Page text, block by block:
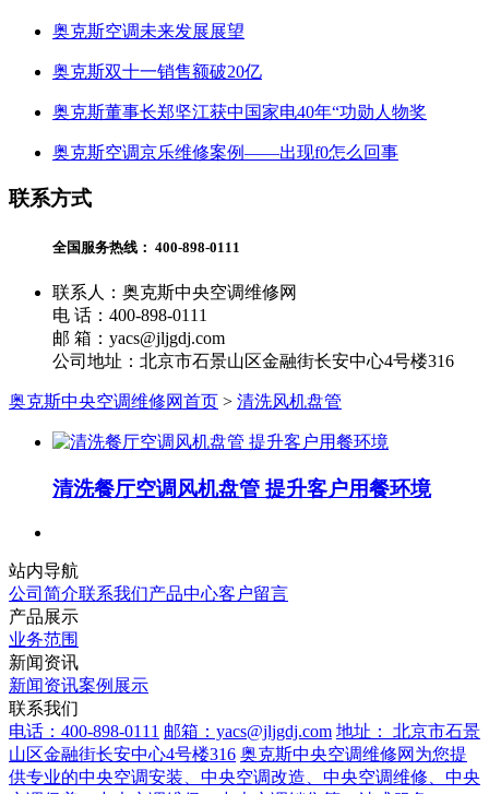
奥克斯空调未来发展展望
奥克斯双十一销售额破20亿
奥克斯董事长郑坚江获中国家电40年“功勋人物奖
奥克斯空调京乐维修案例——出现f0怎么回事
联系方式
全国服务热线： 400-898-0111
联系人：奥克斯中央空调维修网
电 话：400-898-0111
邮 箱：yacs@jljgdj.com
公司地址：北京市石景山区金融街长安中心4号楼316
奥克斯中央空调维修网首页 > 清洗风机盘管
清洗餐厅空调风机盘管 提升客户用餐环境
站内导航
公司简介联系我们产品中心客户留言
产品展示
业务范围
新闻资讯
新闻资讯案例展示
联系我们
电话：400-898-0111 邮箱：yacs@jljgdj.com 地址： 北京市石景
山区金融街长安中心4号楼316 奥克斯中央空调维修网为您提
供专业的中央空调安装、中央空调改造、中央空调维修、中央